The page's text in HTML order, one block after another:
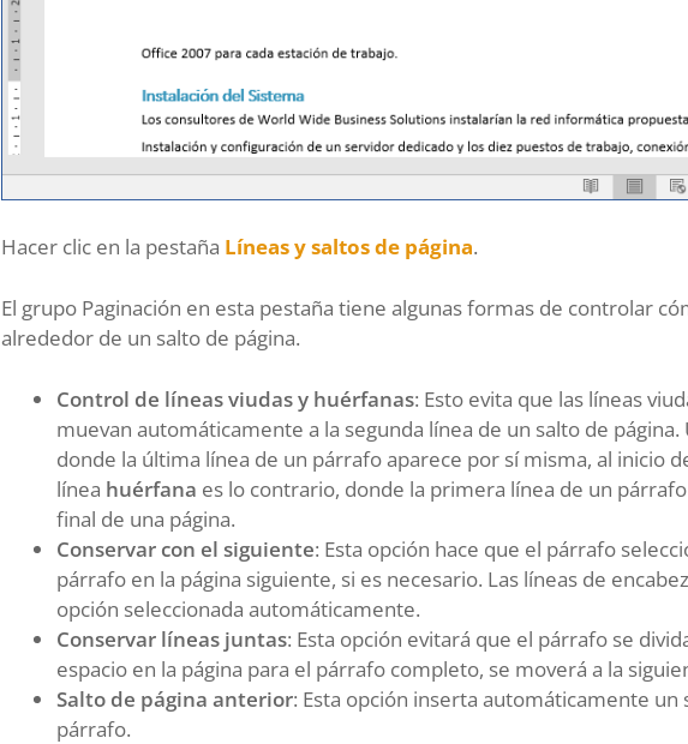
Hacer clic en la pestaña Líneas y saltos de página.
El grupo Paginación en esta pestaña tiene algunas formas de controlar
alrededor de un salto de página.
Control de líneas viudas y huérfanas: Esto evita que las líneas
muevan automáticamente a la segunda línea de un salto de página.
donde la última línea de un párrafo aparece por sí misma, al inicio
línea huérfana es lo contrario, donde la primera línea de un
final de una página.
Conservar con el siguiente: Esta opción hace que el párrafo
párrafo en la página siguiente, si es necesario. Las líneas de
opción seleccionada automáticamente.
Conservar líneas juntas: Esta opción evitará que el párrafo se
espacio en la página para el párrafo completo, se moverá a la
Salto de página anterior: Esta opción inserta automáticamente un
párrafo.